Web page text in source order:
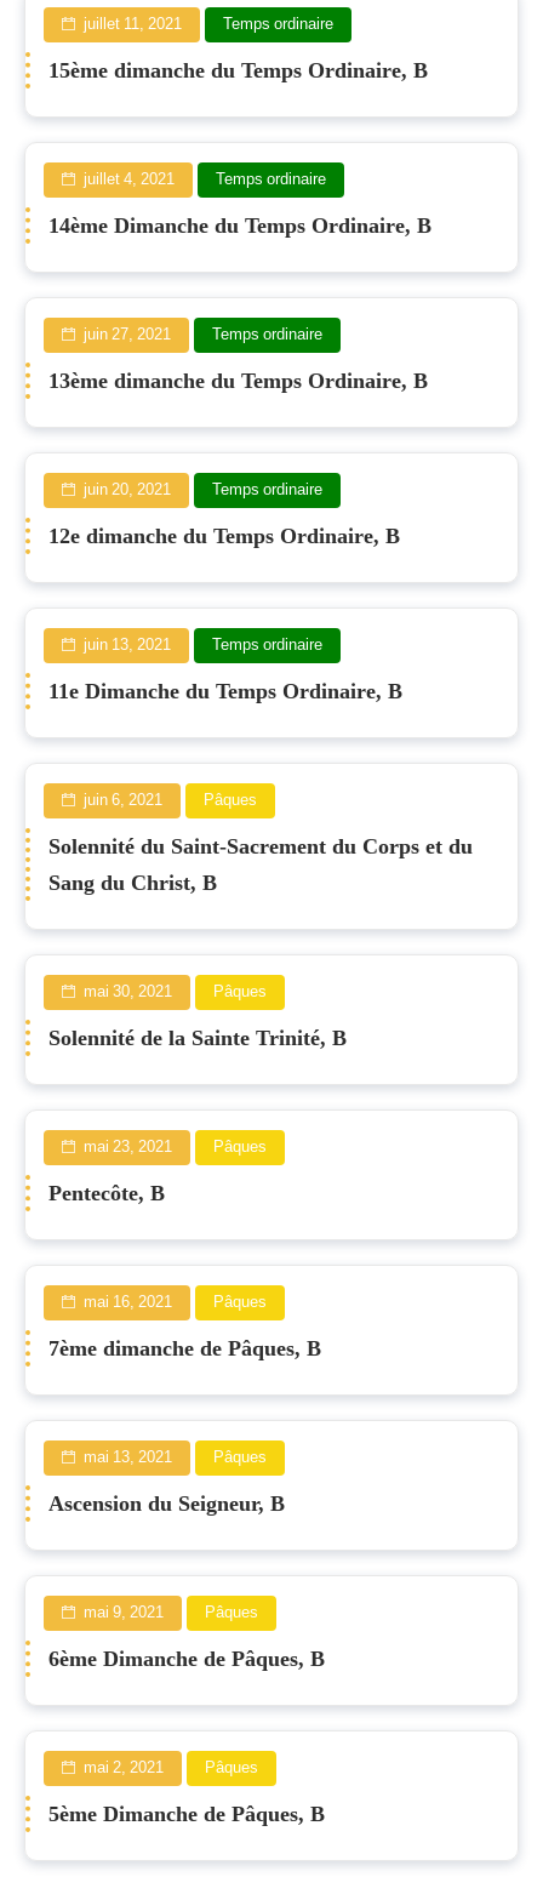
juillet 11, 2021 Temps ordinaire
15ème dimanche du Temps Ordinaire, B
juillet 4, 2021 Temps ordinaire
14ème Dimanche du Temps Ordinaire, B
juin 27, 2021 Temps ordinaire
13ème dimanche du Temps Ordinaire, B
juin 20, 2021 Temps ordinaire
12e dimanche du Temps Ordinaire, B
juin 13, 2021 Temps ordinaire
11e Dimanche du Temps Ordinaire, B
juin 6, 2021 Pâques
Solennité du Saint-Sacrement du Corps et du
Sang du Christ, B
mai 30, 2021 Pâques
Solennité de la Sainte Trinité, B
mai 23, 2021 Pâques
Pentecôte, B
mai 16, 2021 Pâques
7ème dimanche de Pâques, B
mai 13, 2021 Pâques
Ascension du Seigneur, B
mai 9, 2021 Pâques
6ème Dimanche de Pâques, B
mai 2, 2021 Pâques
5ème Dimanche de Pâques, B